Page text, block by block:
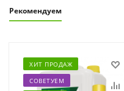
Рекомендуем
ХИТ ПРОДАЖ
СОВЕТУЕМ